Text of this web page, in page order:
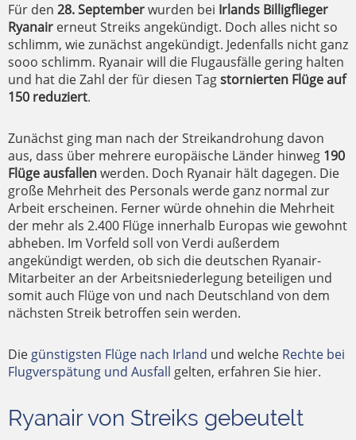
Für den 28. Septemberwurden bei Irlands Billigflieger
Ryanair erneut Streiks angekündigt. Doch alles nicht so
schlimm, wie zunächst angekündigt. Jedenfalls nicht ganz
sooo schlimm. Ryanair will die Flugausfälle gering halten
und hat die Zahl der für diesen Tagstornierten Flüge auf
150 reduziert.
Zunächst ging man nach der Streikandrohung davon
aus, dass über mehrere europäische Länder hinweg 190
Flüge ausfallenwerden. Doch Ryanair hält dagegen. Die
große Mehrheit des Personals werde ganz normal zur
Arbeit erscheinen. Ferner würde ohnehin die Mehrheit
der mehr als 2.400 Flüge innerhalb Europas wie gewohnt
abheben. Im Vorfeld soll von Verdi außerdem
angekündigt werden, ob sich die deutschen Ryanair-
Mitarbeiter an der Arbeitsniederlegung beteiligen und
somit auch Flüge von und nach Deutschland von dem
nächsten Streik betroffen sein werden.
Die günstigsten Flüge nach Irland und welche Rechte bei
Flugverspätung und Ausfall gelten, erfahren Sie hier.
Ryanair von Streiks gebeutelt